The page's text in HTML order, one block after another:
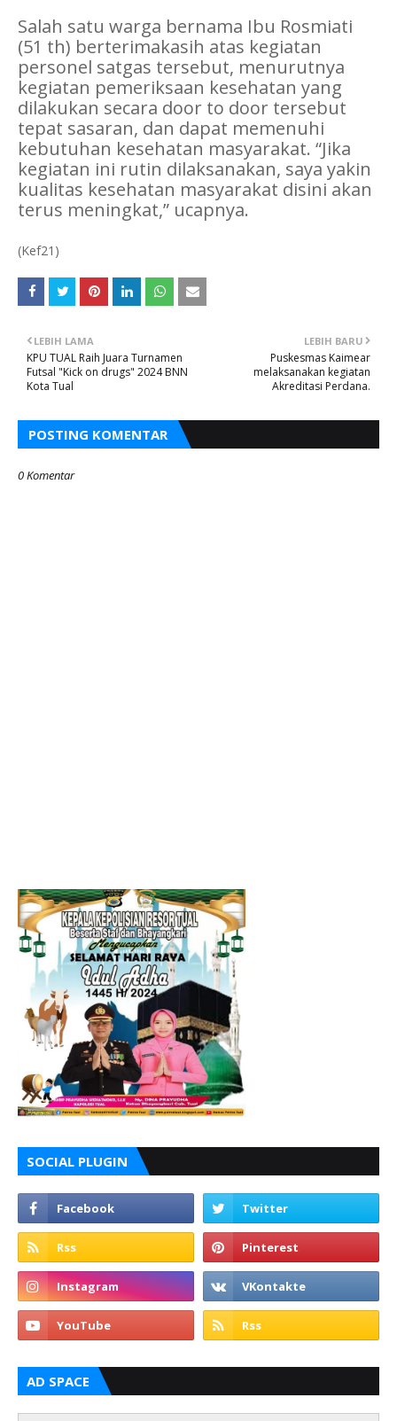
Salah satu warga bernama Ibu Rosmiati
(51 th) berterimakasih atas kegiatan
personel satgas tersebut, menurutnya
kegiatan pemeriksaan kesehatan yang
dilakukan secara door to door tersebut
tepat sasaran, dan dapat memenuhi
kebutuhan kesehatan masyarakat. “Jika
kegiatan ini rutin dilaksanakan, saya yakin
kualitas kesehatan masyarakat disini akan
terus meningkat,” ucapnya.
(Kef21)
LEBIH BARU
Puskesmas Kaimear
melaksanakan kegiatan
Akreditasi Perdana.
LEBIH LAMA
KPU TUAL Raih Juara Turnamen
Futsal "Kick on drugs" 2024 BNN
Kota Tual
POSTING KOMENTAR
0 Komentar
SOCIAL PLUGIN
AD SPACE